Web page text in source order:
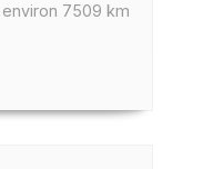
environ 7509 km